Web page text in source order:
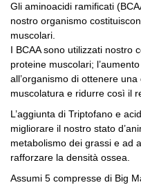
Gli aminoacidi ramificati
nostro organismo
muscolari.
I BCAA sono utilizzati nostro
proteine muscolari;
all’organismo di ottenere
muscolatura e ridurre così il
L’aggiunta di Triptofano e
migliorare il nostro stato
metabolismo dei grassi e ad
rafforzare la densità ossea.
Assumi 5 compresse di Big